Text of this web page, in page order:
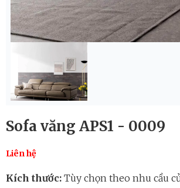
Sofa văng APS1 - 0009
Liên hệ
Kích thước: Tùy chọn theo nhu cầu